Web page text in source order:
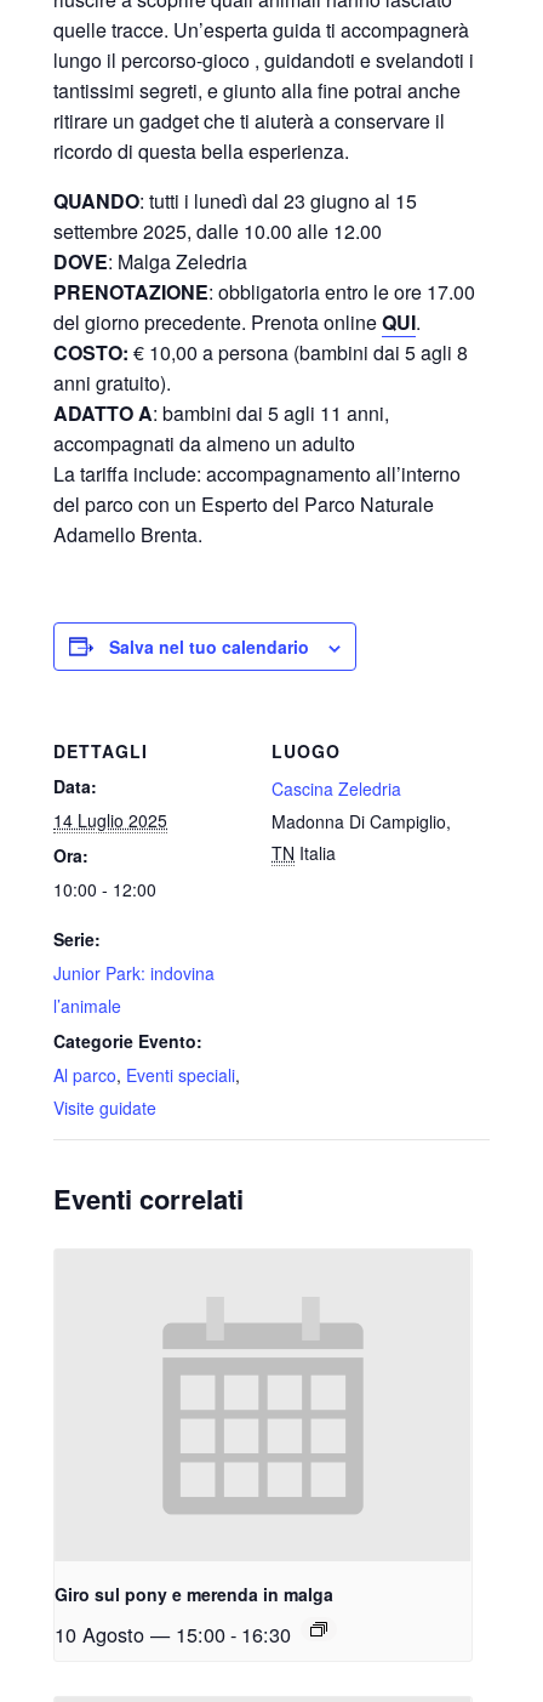
quelle tracce. Un’esperta guida ti accompagnerà
lungo il percorso-gioco , guidandoti e svelandoti i
tantissimi segreti, e giunto alla fine potrai anche
ritirare un gadget che ti aiuterà a conservare il
ricordo di questa bella esperienza.
QUANDO: tutti i lunedì dal 23 giugno al 15
settembre 2025, dalle 10.00 alle 12.00
DOVE: Malga Zeledria
PRENOTAZIONE: obbligatoria entro le ore 17.00
del giorno precedente. Prenota onlineQUI.
COSTO: € 10,00 a persona (bambini dai 5 agli 8
anni gratuito).
ADATTO A: bambini dai 5 agli 11 anni,
accompagnati da almeno un adulto
La tariffa include: accompagnamento all’interno
del parco con un Esperto del Parco Naturale
Adamello Brenta.
Salva nel tuo calendario
DETTAGLI
Data:
14 Luglio 2025
Ora:
10:00 - 12:00
Serie:
Junior Park: indovina
l’animale
Categorie Evento:
Al parco, Eventi speciali,
Visite guidate
LUOGO
Cascina Zeledria
Madonna Di Campiglio,
TN Italia
Eventi correlati
Giro sul pony e merenda in malga
10 Agosto — 15:00- 16:30